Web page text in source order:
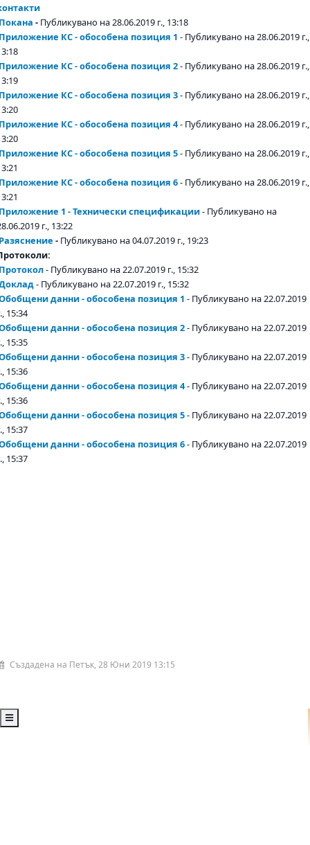
- Публикувано на 28.06.2019 г., 13:18
КС - обособена позиция 1 - Публикувано на 28.06.2019 г.,
КС - обособена позиция 2- Публикувано на 28.06.2019 г.,
КС - обособена позиция 3- Публикувано на 28.06.2019 г.,
КС - обособена позиция 4- Публикувано на 28.06.2019 г.,
КС - обособена позиция 5- Публикувано на 28.06.2019 г.,
КС - обособена позиция 6- Публикувано на 28.06.2019 г.,
1 - Технически спецификации- Публикувано на
г., 13:22
- Публикувано на 04.07.2019 г., 19:23
- Публикувано на 22.07.2019 г., 15:32
- Публикувано на 22.07.2019 г., 15:32
данни - обособена позиция 1 - Публикувано на 22.07.2019
15:34
данни - обособена позиция 2- Публикувано на 22.07.2019
15:35
данни - обособена позиция 3- Публикувано на 22.07.2019
15:36
данни - обособена позиция 4- Публикувано на 22.07.2019
15:36
данни - обособена позиция 5- Публикувано на 22.07.2019
15:37
данни - обособена позиция 6- Публикувано на 22.07.2019
15:37
Създадена на Петък, 28 Юни 2019 13:15